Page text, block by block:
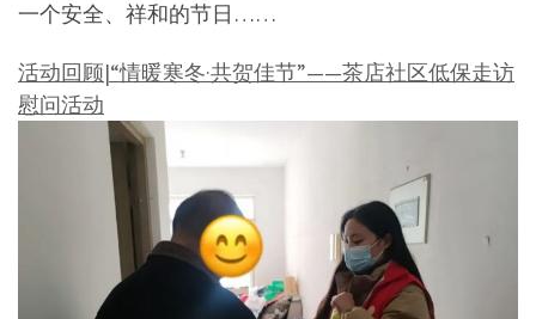
一个安全、祥和的节日……
活动回顾|“情暖寒冬·共贺佳节”——茶店社区低保走访
慰问活动